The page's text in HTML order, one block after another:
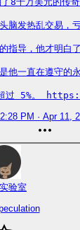
脑发热乱交易，
指导，他才明白
他一直在遵守的
超过 5%。
PM · Apr 11,
验室